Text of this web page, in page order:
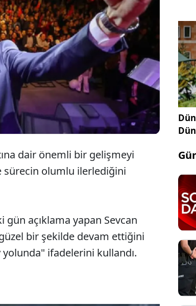
ile Buca Belediye Başkanı Görkem
gündemdeki yerini koruyor. Çift dolu
yeni açıklamalar geldi. Evlilik
Orhan, düğün tarihini açıkladı.
dair önemli bir gelişmeyi
sürecin olumlu ilerlediğini
açıklama yapan Sevcan
bir şekilde devam ettiğini
ifadelerini kullandı.